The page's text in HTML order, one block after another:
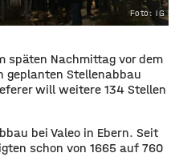
Foto: IG
späten Nachmittag vor dem
geplanten Stellenabbau
will weitere 134 Stellen
bei Valeo in Ebern. Seit
schon von 1665 auf 760